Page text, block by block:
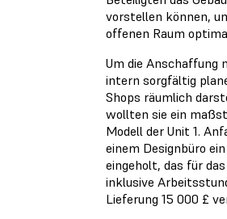
vorstellen können,
offenen Raum
Um die Anschaffung
intern sorgfältig
Shops räumlich
wollten sie ein
Modell der Unit 1.
einem Designbüro
eingeholt, das für
inklusive
Lieferung 15 000 £